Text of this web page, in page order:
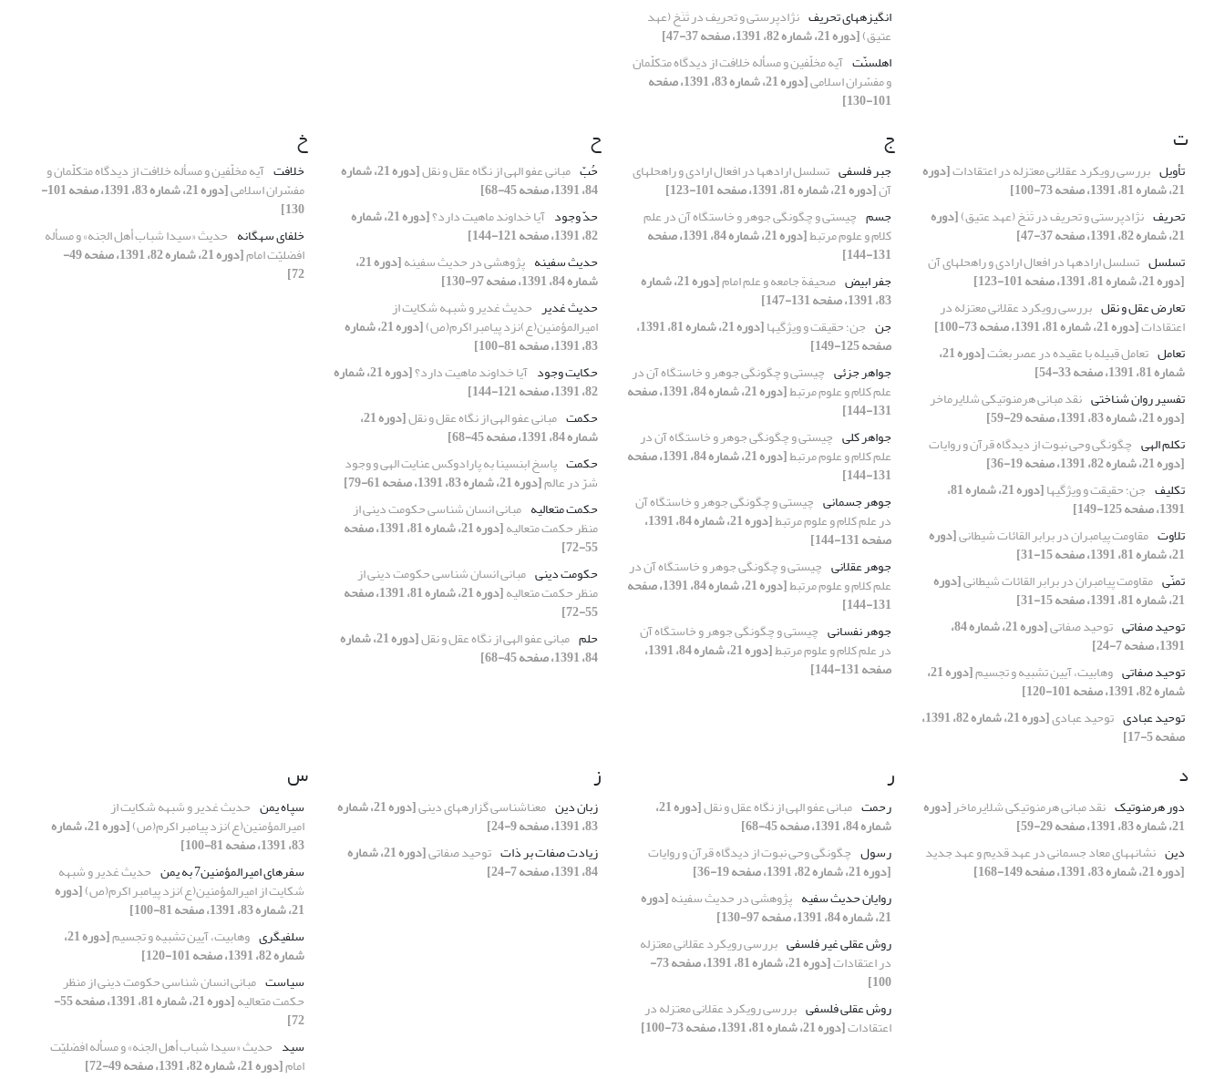
انگیزه‏های تحریف نژادپرستی و تحریف در تَنَخ (عهد
عتیق)[دوره 21، شماره 82، 1391، صفحه 37-47]
اهل‏سنّت آیه مخلّفین و مسأله خلافت از دیدگاه متکلّمان
و مفسّران اسلامی [دوره 21، شماره 83، 1391، صفحه
101-130]
ت
تأویل بررسی رویکرد عقلانی معتزله در اعتقادات[دوره
21، شماره 81، 1391، صفحه 73-100]
تحریف نژادپرستی و تحریف در تَنَخ (عهد عتیق)[دوره
21، شماره 82، 1391، صفحه 37-47]
تسلسل تسلسل اراده‏ها در افعال ارادی و راه‏حل‏های آن
[دوره 21، شماره 81، 1391، صفحه 101-123]
تعارض عقل و نقل بررسی رویکرد عقلانی معتزله در
اعتقادات[دوره 21، شماره 81، 1391، صفحه 73-100]
تعامل تعامل قبیله با عقیده در عصر بعثت [دوره 21،
شماره 81، 1391، صفحه 33-54]
تفسیر روان‏ شناختی نقد مبانی هرمنوتیکی شلایرماخر
[دوره 21، شماره 83، 1391، صفحه 29-59]
تکلم الهی چگونگی وحی نبوت از دیدگاه قرآن و روایات
[دوره 21، شماره 82، 1391، صفحه 19-36]
تکلیف جن؛ حقیقت و ویژگی‏ها [دوره 21، شماره 81،
1391، صفحه 125-149]
تلاوت مقاومت پیامبران در برابر القائات شیطانی[دوره
21، شماره 81، 1391، صفحه 15-31]
تمنّی مقاومت پیامبران در برابر القائات شیطانی[دوره
21، شماره 81، 1391، صفحه 15-31]
توحید صفاتی توحید صفاتی [دوره 21، شماره 84،
1391، صفحه 7-24]
توحید صفاتی وهابیت، آیین تشبیه و تجسیم [دوره 21،
شماره 82، 1391، صفحه 101-120]
توحید عبادی توحید عبادی [دوره 21، شماره 82، 1391،
صفحه 5-17]
ج
جبر فلسفی تسلسل اراده‏ها در افعال ارادی و راه‏حل‏های
آن[دوره 21، شماره 81، 1391، صفحه 101-123]
جسم چیستی و چگونگی جوهر و خاستگاه آن در علم
کلام و علوم مرتبط [دوره 21، شماره 84، 1391، صفحه
131-144]
جفر ابیض صحیفة جامعه و علم امام [دوره 21، شماره
83، 1391، صفحه 131-147]
جن جن؛ حقیقت و ویژگی‏ها [دوره 21، شماره 81، 1391،
صفحه 125-149]
جواهر جزئی چیستی و چگونگی جوهر و خاستگاه آن در
علم کلام و علوم مرتبط [دوره 21، شماره 84، 1391، صفحه
131-144]
جواهر کلی چیستی و چگونگی جوهر و خاستگاه آن در
علم کلام و علوم مرتبط [دوره 21، شماره 84، 1391، صفحه
131-144]
جوهر جسمانی چیستی و چگونگی جوهر و خاستگاه آن
در علم کلام و علوم مرتبط [دوره 21، شماره 84، 1391،
صفحه 131-144]
جوهر عقلانی چیستی و چگونگی جوهر و خاستگاه آن در
علم کلام و علوم مرتبط [دوره 21، شماره 84، 1391، صفحه
131-144]
جوهر نفسانی چیستی و چگونگی جوهر و خاستگاه آن
در علم کلام و علوم مرتبط [دوره 21، شماره 84، 1391،
صفحه 131-144]
ح
حُبّ مبانی عفو الهی از نگاه عقل و نقل [دوره 21، شماره
84، 1391، صفحه 45-68]
حدّ وجود آیا خداوند ماهیت دارد؟ [دوره 21، شماره
82، 1391، صفحه 121-144]
حدیث سفینه پژوهشی در حدیث سفینه [دوره 21،
شماره 84، 1391، صفحه 97-130]
حدیث غدیر حدیث غدیر و شبهه شکایت از
امیرالمؤمنین(ع)نزد پیامبر اکرم(ص) [دوره 21، شماره
83، 1391، صفحه 81-100]
حکایت وجود آیا خداوند ماهیت دارد؟ [دوره 21، شماره
82، 1391، صفحه 121-144]
حکمت مبانی عفو الهی از نگاه عقل و نقل [دوره 21،
شماره 84، 1391، صفحه 45-68]
حکمت پاسخ ابن‏‏سینا به پارادوکس عنایت الهی و وجود
شرّ در عالم[دوره 21، شماره 83، 1391، صفحه 61-79]
حکمت متعالیه مبانی انسان شناسی حکومت دینی از
منظر حکمت متعالیه [دوره 21، شماره 81، 1391، صفحه
55-72]
حکومت دینی مبانی انسان شناسی حکومت دینی از
منظر حکمت متعالیه [دوره 21، شماره 81، 1391، صفحه
55-72]
حلم مبانی عفو الهی از نگاه عقل و نقل [دوره 21، شماره
84، 1391، صفحه 45-68]
خ
خلافت آیه مخلّفین و مسأله خلافت از دیدگاه متکلّمان و
مفسّران اسلامی [دوره 21، شماره 83، 1391، صفحه 101-
130]
خلفای سه‏گانه حدیث «سیدا شباب أهل الجنه» و مسأله
افضلیّت امام [دوره 21، شماره 82، 1391، صفحه 49-
72]
د
دور هرمنوتیک نقد مبانی هرمنوتیکی شلایرماخر[دوره
21، شماره 83، 1391، صفحه 29-59]
دین نشانه‏های معاد جسمانی در عهد قدیم و عهد جدید
[دوره 21، شماره 83، 1391، صفحه 149-168]
ر
رحمت مبانی عفو الهی از نگاه عقل و نقل [دوره 21،
شماره 84، 1391، صفحه 45-68]
رسول چگونگی وحی نبوت از دیدگاه قرآن و روایات
[دوره 21، شماره 82، 1391، صفحه 19-36]
روایان حدیث سفیه پژوهشی در حدیث سفینه[دوره
21، شماره 84، 1391، صفحه 97-130]
روش عقلی غیر فلسفی بررسی رویکرد عقلانی معتزله
در اعتقادات [دوره 21، شماره 81، 1391، صفحه 73-
100]
روش عقلی فلسفی بررسی رویکرد عقلانی معتزله در
اعتقادات[دوره 21، شماره 81، 1391، صفحه 73-100]
ز
زبان دین معناشناسی گزاره‏های دینی [دوره 21، شماره
83، 1391، صفحه 9-24]
زیادت صفات بر ذات توحید صفاتی [دوره 21، شماره
84، 1391، صفحه 7-24]
س
سپاه یمن حدیث غدیر و شبهه شکایت از
امیرالمؤمنین(ع)نزد پیامبر اکرم(ص) [دوره 21، شماره
83، 1391، صفحه 81-100]
سفرهای امیرالمؤمنین7 به یمن
حدیث غدیر و شبهه
شکایت از امیرالمؤمنین(ع)نزد پیامبر اکرم(ص)[دوره
21، شماره 83، 1391، صفحه 81-100]
سلفی‏گری وهابیت، آیین تشبیه و تجسیم [دوره 21،
شماره 82، 1391، صفحه 101-120]
سیاست مبانی انسان شناسی حکومت دینی از منظر
حکمت متعالیه [دوره 21، شماره 81، 1391، صفحه 55-
72]
سید حدیث «سیدا شباب أهل الجنه» و مسأله افضلیّت
امام[دوره 21، شماره 82، 1391، صفحه 49-72]